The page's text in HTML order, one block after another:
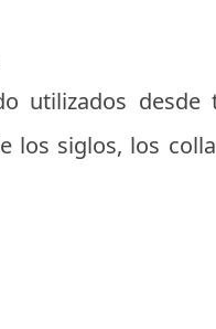
utilizados
los siglos, los